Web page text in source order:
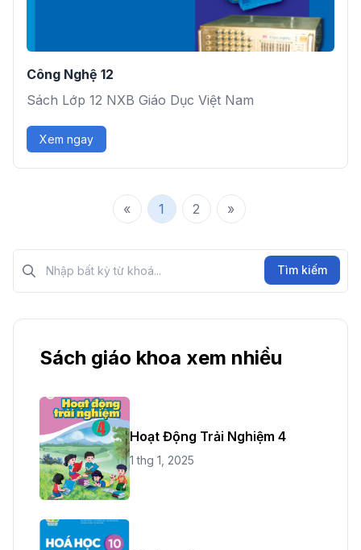
Công Nghệ 12
Sách Lớp 12 NXB Giáo Dục Việt Nam
Xem ngay
« 1 2 »
Tìm kiếm?>
Tìm kiếm
Sách giáo khoa xem nhiều
Hoạt Động Trải Nghiệm 4
1 thg 1, 2025